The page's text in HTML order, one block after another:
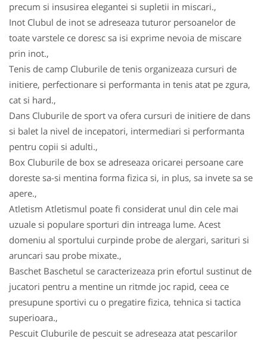
precum si insusirea elegantei si supletii in miscari.,
Inot Clubul de inot se adreseaza tuturor persoanelor de
toate varstele ce doresc sa isi exprime nevoia de miscare
prin inot.,
Tenis de camp Cluburile de tenis organizeaza cursuri de
initiere, perfectionare si performanta in tenis atat pe zgura,
cat si hard.,
Dans Cluburile de sport va ofera cursuri de initiere de dans
si balet la nivel de incepatori, intermediari si performanta
pentru copii si adulti.,
Box Cluburile de box se adreseaza oricarei persoane care
doreste sa-si mentina forma fizica si, in plus, sa invete sa se
apere.,
Atletism Atletismul poate fi considerat unul din cele mai
uzuale si populare sporturi din intreaga lume. Acest
domeniu al sportului curpinde probe de alergari, sarituri si
aruncari sau probe mixate.,
Baschet Baschetul se caracterizeaza prin efortul sustinut de
jucatori pentru a mentine un ritmde joc rapid, ceea ce
presupune sportivi cu o pregatire fizica, tehnica si tactica
superioara.,
Pescuit Cluburile de pescuit se adreseaza atat pescarilor